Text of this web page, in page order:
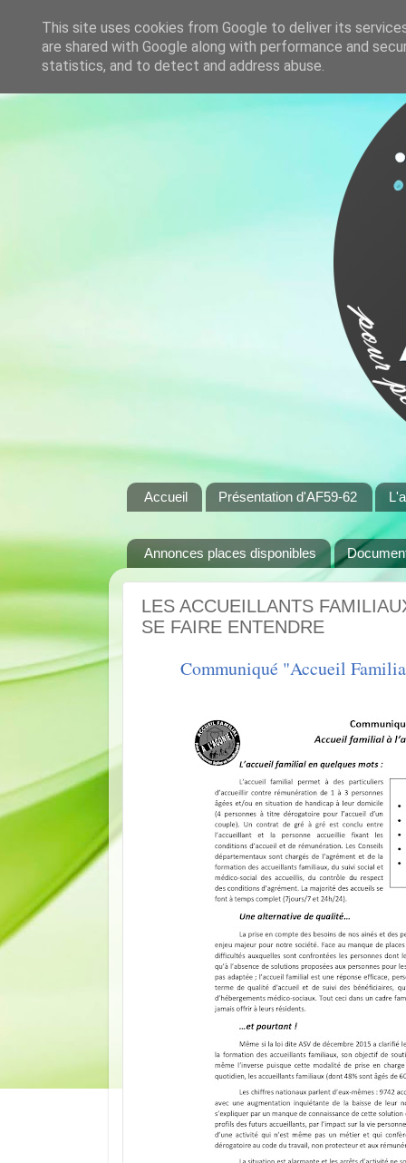
Accueil Présentation d'AF59-62
Annonces places disponibles
LES ACCUEILLANTS
SE FAIRE ENTENDRE
Communiqué "Accueil
This site uses cookies from Google to deliver its
are shared with Google along with performance and
statistics, and to detect and address abuse.